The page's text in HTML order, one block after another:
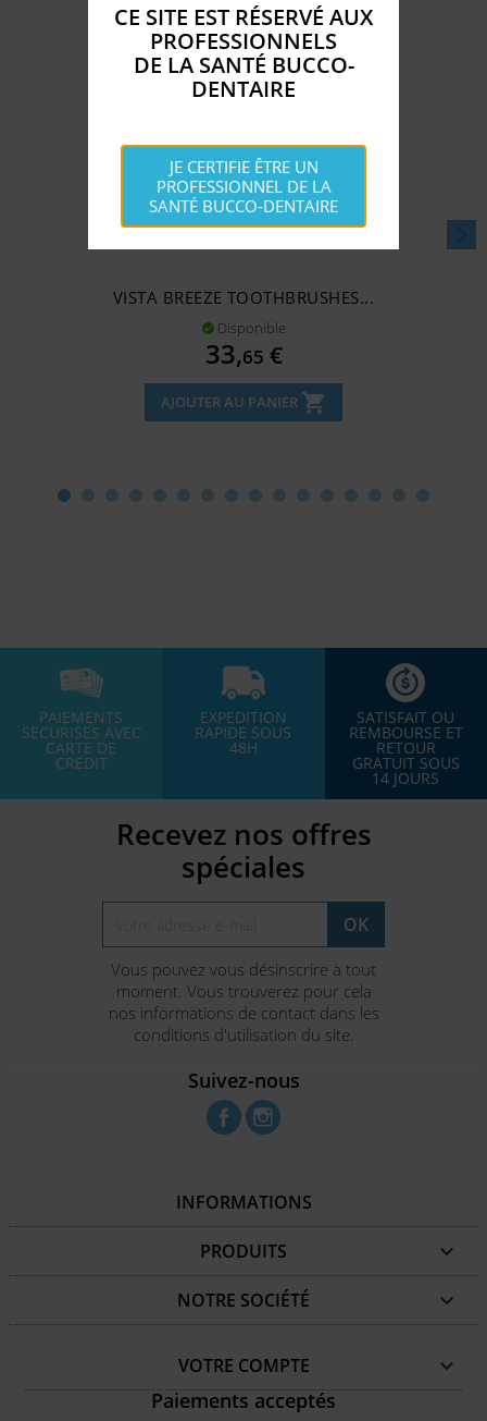
VISTA BREEZE TOOTHBRUSHES...
 Disponible
Prix
33,65 €
AJOUTER AU PANIER shopping_cart
PAIEMENTS
SECURISES AVEC
CARTE DE
CREDIT
EXPEDITION
RAPIDE SOUS
48H
SATISFAIT OU
REMBOURSE ET
RETOUR
GRATUIT SOUS
14 JOURS
Recevez nos offres
spéciales
Vous pouvez vous désinscrire à tout
moment. Vous trouverez pour cela
nos informations de contact dans les
conditions d'utilisation du site.
Suivez-nous
Facebook
INFORMATIONS
PRODUITS 
NOTRE SOCIÉTÉ 
VOTRE COMPTE

Paiements acceptés
CE SITE EST RÉSERVÉ AUX
PROFESSIONNELS
DE LA SANTÉ BUCCO-
DENTAIRE
JE CERTIFIE ÊTRE UN
PROFESSIONNEL DE LA
SANTÉ BUCCO-DENTAIRE